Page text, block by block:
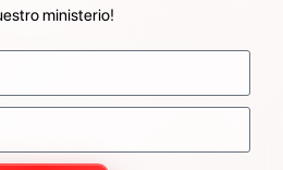
ministerio!